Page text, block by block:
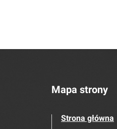
Mapa strony
Strona główna